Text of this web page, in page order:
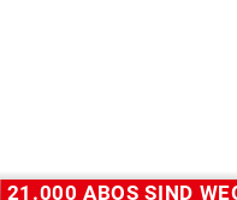
21.000 ABOS SIND